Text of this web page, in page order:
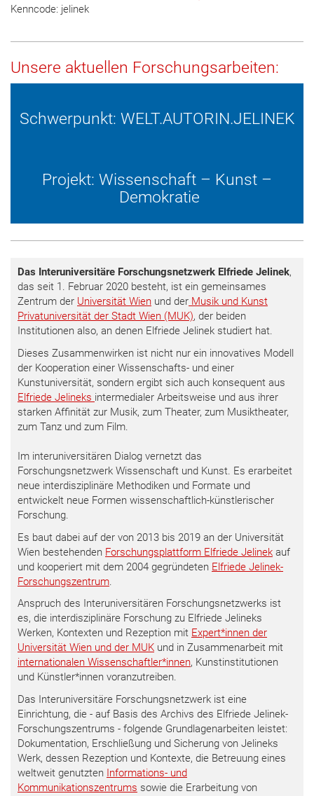
Kenncode: jelinek
Unsere aktuellen Forschungsarbeiten:
Schwerpunkt: WELT.AUTORIN.JELINEK
Projekt: Wissenschaft – Kunst –
Demokratie
Das Interuniversitäre Forschungsnetzwerk Elfriede Jelinek,
das seit 1. Februar 2020 besteht, ist ein gemeinsames
Zentrum der Universität Wien und der Musik und Kunst
Privatuniversität der Stadt Wien (MUK), der beiden
Institutionen also, an denen Elfriede Jelinek studiert hat.
Dieses Zusammenwirken ist nicht nur ein innovatives Modell
der Kooperation einer Wissenschafts- und einer
Kunstuniversität, sondern ergibt sich auch konsequent aus
Elfriede Jelineks intermedialer Arbeitsweise und aus ihrer
starken Affinität zur Musik, zum Theater, zum Musiktheater,
zum Tanz und zum Film.
Im interuniversitären Dialog vernetzt das
Forschungsnetzwerk Wissenschaft und Kunst. Es erarbeitet
neue interdisziplinäre Methodiken und Formate und
entwickelt neue Formen wissenschaftlich-künstlerischer
Forschung.
Es baut dabei auf der von 2013 bis 2019 an der Universität
Wien bestehenden Forschungsplattform Elfriede Jelinek auf
und kooperiert mit dem 2004 gegründeten Elfriede Jelinek-
Forschungszentrum.
Anspruch des Interuniversitären Forschungsnetzwerks ist
es, die interdisziplinäre Forschung zu Elfriede Jelineks
Werken, Kontexten und Rezeption mit Expert*innen der
Universität Wien und der MUK und in Zusammenarbeit mit
internationalen Wissenschaftler*innen, Kunstinstitutionen
und Künstler*innen voranzutreiben.
Das Interuniversitäre Forschungsnetzwerk ist eine
Einrichtung, die - auf Basis des Archivs des Elfriede Jelinek-
Forschungszentrums - folgende Grundlagenarbeiten leistet:
Dokumentation, Erschließung und Sicherung von Jelineks
Werk, dessen Rezeption und Kontexte, die Betreuung eines
weltweit genutzten Informations- und
Kommunikationszentrums sowie die Erarbeitung von